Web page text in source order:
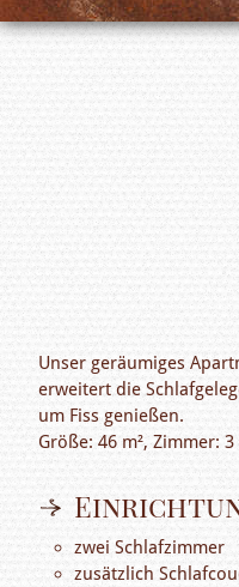
Unser geräumiges
erweitert die
um Fiss genießen.
Größe: 46 m², Zimmer: 3
zwei Schlafzimmer
zusätzlich